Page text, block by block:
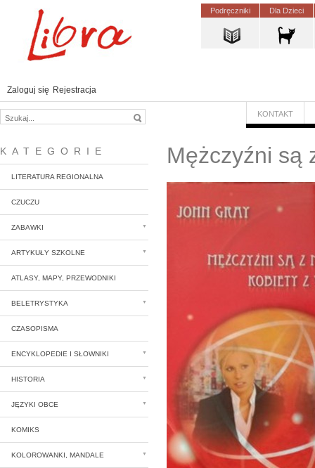
Podręczniki Dla Dzieci
Zaloguj się Rejestracja
KONTAKT
KATEGORIE
LITERATURA REGIONALNA
CZUCZU
ZABAWKI
ARTYKUŁY SZKOLNE
ATLASY, MAPY, PRZEWODNIKI
BELETRYSTYKA
CZASOPISMA
ENCYKLOPEDIE I SŁOWNIKI
HISTORIA
JĘZYKI OBCE
KOMIKS
KOLOROWANKI, MANDALE
Mężczyźni są